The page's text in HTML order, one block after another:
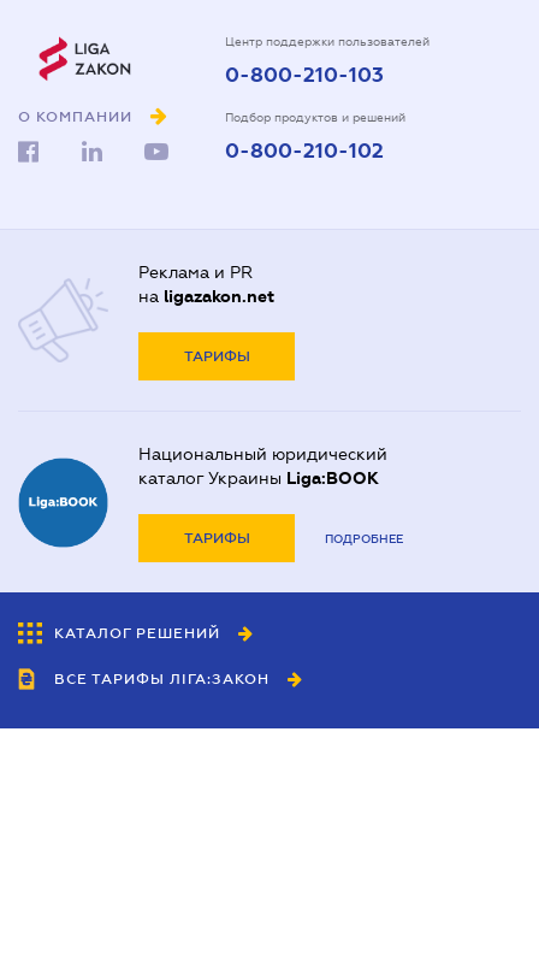
О КОМПАНИИ
Центр поддержки пользователей
0-800-210-103
Подбор продуктов и решений
0-800-210-102
Реклама и PR
на ligazakon.net
ТАРИФЫ
Национальный юридический
каталог Украины Liga:BOOK
ТАРИФЫ ПОДРОБНЕЕ
КАТАЛОГ РЕШЕНИЙ
ВСЕ ТАРИФЫ ЛІГА:ЗАКОН